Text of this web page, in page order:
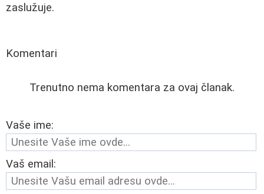
zaslužuje.
Komentari
Trenutno nema komentara za ovaj članak.
Vaše ime:
Vaš email: